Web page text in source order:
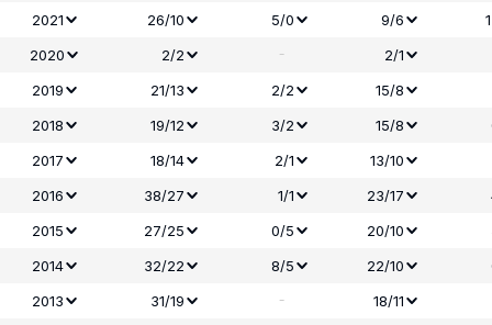
2021
26/10 5/0 9/6
2020
2/2 -
2/1
2019
21/13 2/2 15/8
2018
19/12 3/2 15/8
2017
18/14 2/1
13/10
2016
38/27 1/1 23/17
2015
27/25 0/5 20/10
2014
32/22 8/5 22/10
2013
31/19 - 18/11